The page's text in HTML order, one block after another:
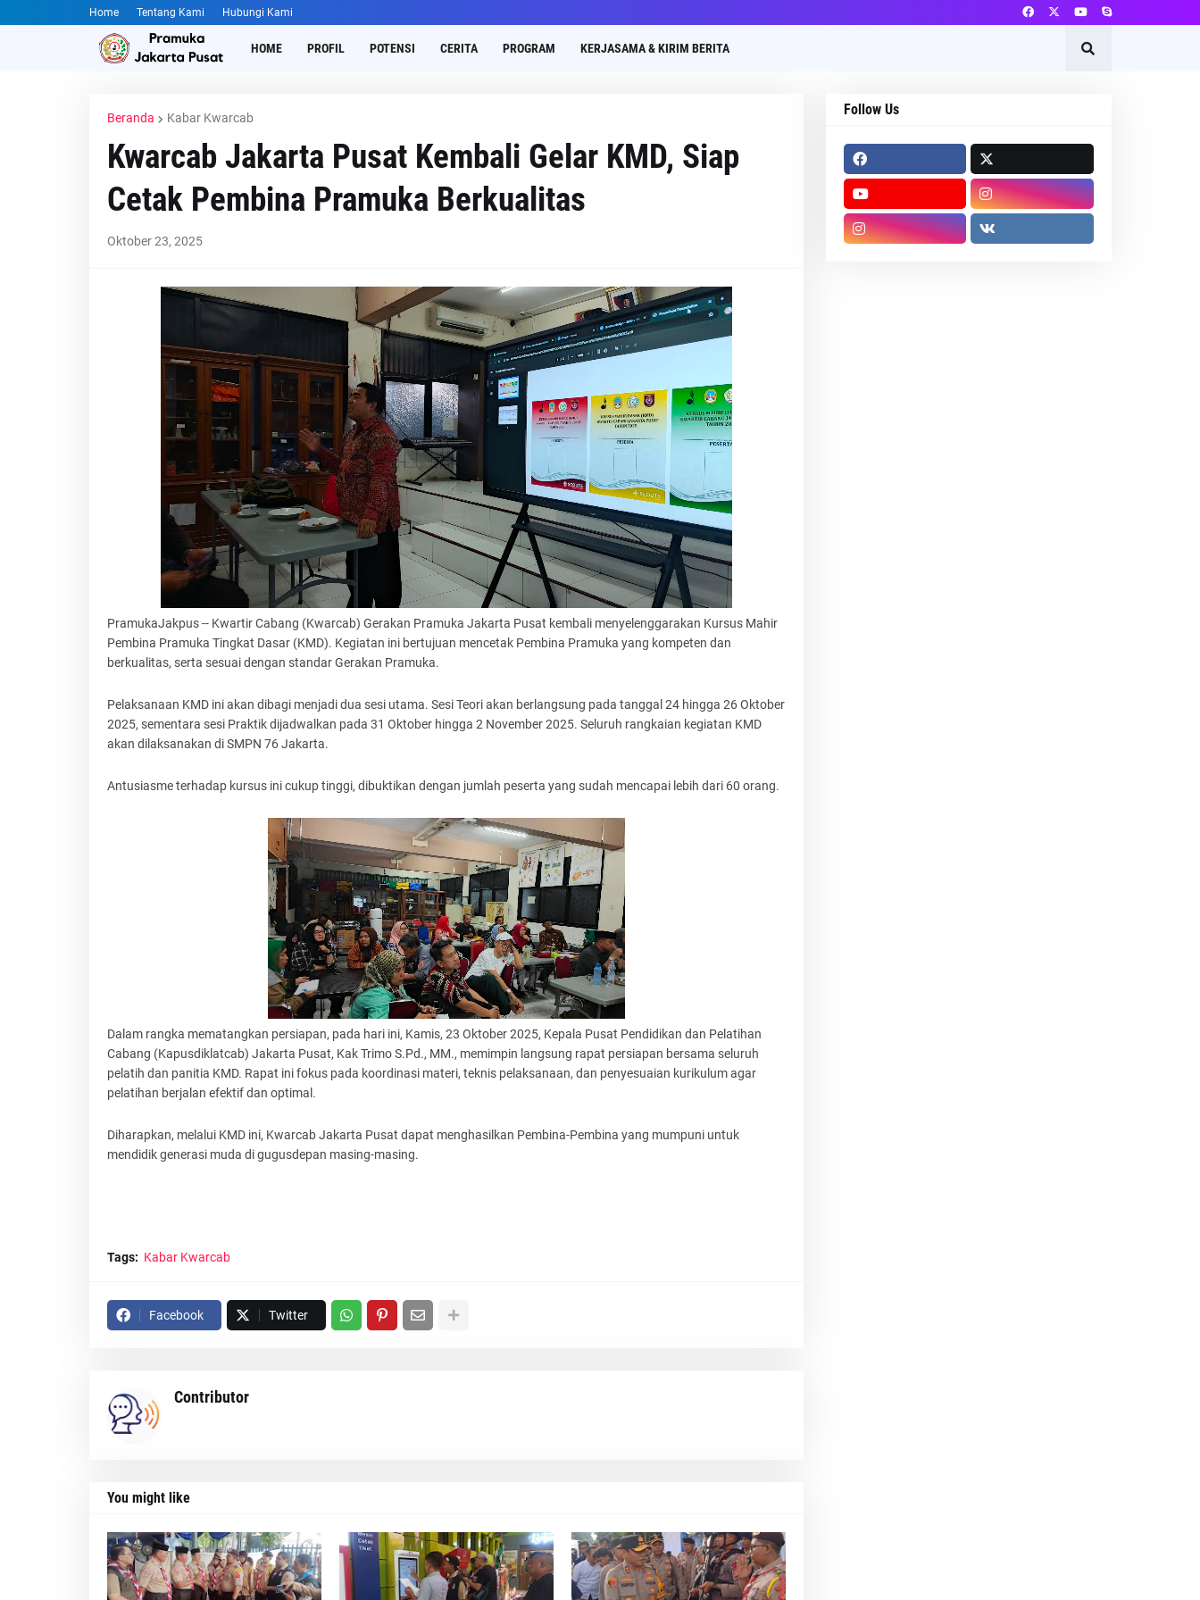
Home Tentang Kami Hubungi Kami
HOME PROFIL POTENSI CERITA PROGRAM KERJASAMA & KIRIM BERITA
Beranda Kabar Kwarcab
Kwarcab Jakarta Pusat Kembali Gelar KMD, Siap
Cetak Pembina Pramuka Berkualitas
Oktober 23, 2025
PramukaJakpus -- Kwartir Cabang (Kwarcab) Gerakan Pramuka Jakarta Pusat kembali menyelenggarakan Kursus Mahir
Pembina Pramuka Tingkat Dasar (KMD). Kegiatan ini bertujuan mencetak Pembina Pramuka yang kompeten dan
berkualitas, serta sesuai dengan standar Gerakan Pramuka.
‎‎Pelaksanaan KMD ini akan dibagi menjadi dua sesi utama. Sesi Teori akan berlangsung pada tanggal 24 hingga 26 Oktober
2025, sementara sesi Praktik dijadwalkan pada 31 Oktober hingga 2 November 2025. Seluruh rangkaian kegiatan KMD
akan dilaksanakan di SMPN 76 Jakarta.
‎Antusiasme terhadap kursus ini cukup tinggi, dibuktikan dengan jumlah peserta yang sudah mencapai lebih dari 60 orang.
Dalam rangka mematangkan persiapan, pada hari ini, Kamis, 23 Oktober 2025, Kepala Pusat Pendidikan dan Pelatihan
Cabang (Kapusdiklatcab) Jakarta Pusat, Kak Trimo S.Pd., MM., memimpin langsung rapat persiapan bersama seluruh
pelatih dan panitia KMD. Rapat ini fokus pada koordinasi materi, teknis pelaksanaan, dan penyesuaian kurikulum agar
pelatihan berjalan efektif dan optimal.
‎Diharapkan, melalui KMD ini, Kwarcab Jakarta Pusat dapat menghasilkan Pembina-Pembina yang mumpuni untuk
mendidik generasi muda di gugusdepan masing-masing.
Tags: Kabar Kwarcab
Facebook Twitter
Contributor
You might like
Follow Us